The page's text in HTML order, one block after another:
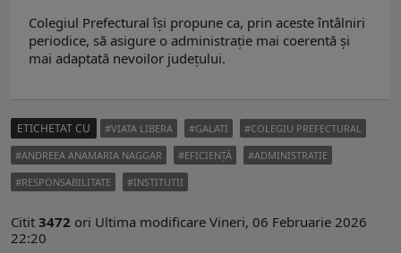
Colegiul Prefectural își propune ca, prin aceste întâlniri
periodice, să asigure o administrație mai coerentă și
mai adaptată nevoilor județului.
ETICHETAT CU VIATA LIBERA GALATI
COLEGIU PREFECTURAL
ANDREEA ANAMARIA NAGGAR
EFICIENŢĂ
ADMINISTRATIE
RESPONSABILITATE
INSTITUTII
Citit 3472 ori Ultima modificare Vineri, 06 Februarie 2026
22:20